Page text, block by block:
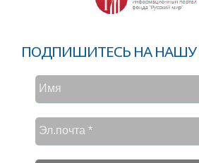
ПОДПИШИТЕСЬ НА НАШУ